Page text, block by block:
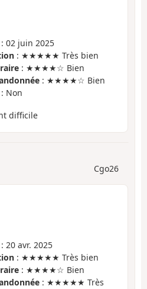
: 02 juin 2025
: ★★★★★ Très bien
: ★★★★☆ Bien
: ★★★★☆ Bien
: Non
difficile
Cgo26
: 20 avr. 2025
: ★★★★★ Très bien
: ★★★★☆ Bien
: ★★★★★ Très